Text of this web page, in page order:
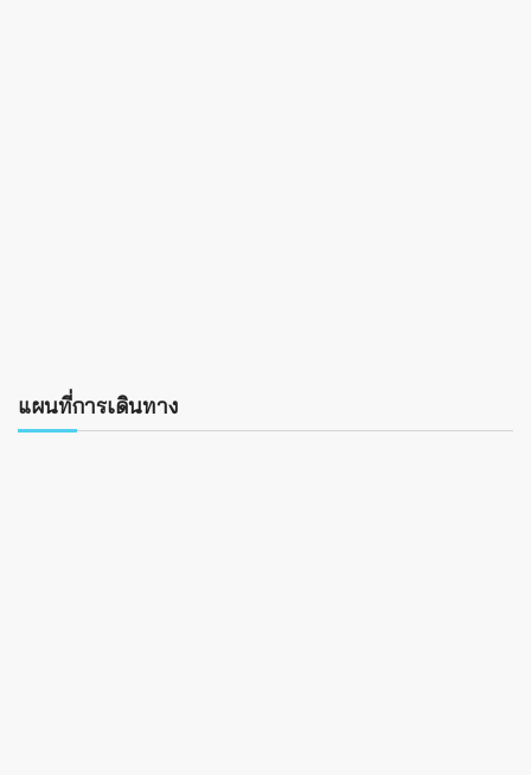
แผนที่การเดินทาง